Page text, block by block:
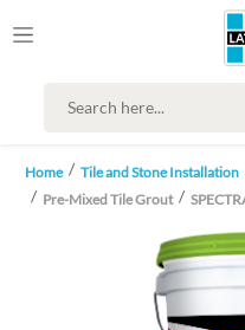
Home Tile and Stone Installation
Pre-Mixed Tile Grout